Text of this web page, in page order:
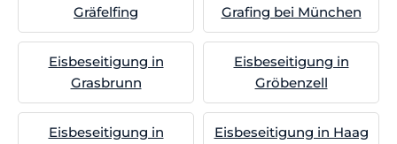
Gräfelfing
Grafing bei München
Eisbeseitigung in
Grasbrunn
Eisbeseitigung in
Gröbenzell
Eisbeseitigung in
Eisbeseitigung in Haag